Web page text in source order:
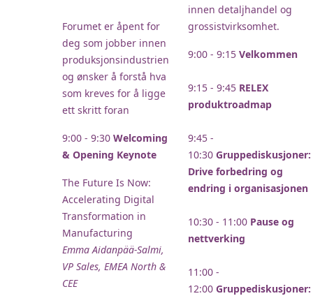
Forumet er åpent for
deg som jobber innen
produksjonsindustrien
og ønsker å forstå hva
som kreves for å ligge
ett skritt foran
9:00 - 9:30 Welcoming
& Opening Keynote
The Future Is Now:
Accelerating Digital
Transformation in
Manufacturing
Emma Aidanpää-Salmi​,
VP Sales, EMEA North &
CEE
innen detaljhandel og
grossistvirksomhet.
9:00 - 9:15 Velkommen
9:15 - 9:45 RELEX
produktroadmap
9:45 -
10:30 Gruppediskusjoner:
Drive forbedring og
endring i organisasjonen
10:30 - 11:00 Pause og
nettverking
11:00 -
12:00 Gruppediskusjoner: